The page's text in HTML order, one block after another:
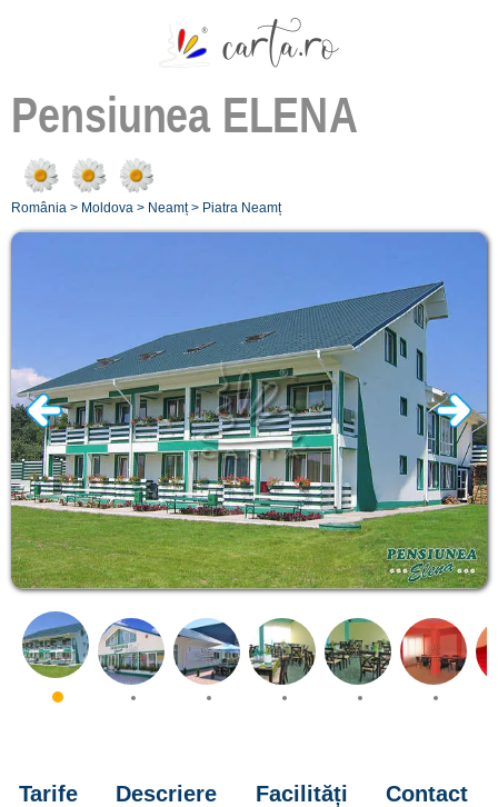
Pensiunea ELENA
România > Moldova > Neamț> Piatra Neamț
Tarife Descriere Facilități
Contact